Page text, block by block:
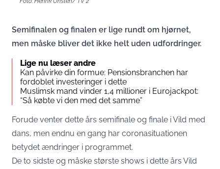
Semifinalen og finalen er lige rundt om hjørnet,
men måske bliver det ikke helt uden udfordringer.
Lige nu læser andre
Kan påvirke din formue: Pensionsbranchen har
fordoblet investeringer i dette
Muslimsk mand vinder 1,4 millioner i Eurojackpot:
“Så købte vi den med det samme”
Forude venter dette års semifinale og finale i Vild med
dans, men endnu en gang har coronasituationen
betydet ændringer i programmet.
De to sidste og måske største shows i dette års Vild